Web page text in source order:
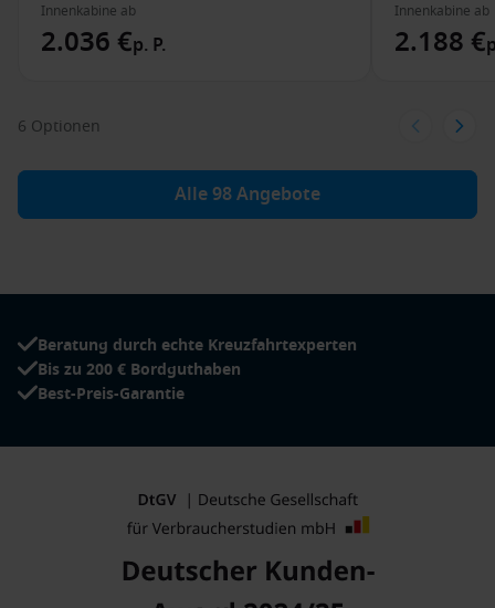
Innenkabine ab
2.036 €p. P.
Innenkabine ab
2.188 €
6 Optionen
Alle 98 Angebote
Beratung durch echte Kreuzfahrtexperten
Bis zu 200 € Bordguthaben
Best-Preis-Garantie